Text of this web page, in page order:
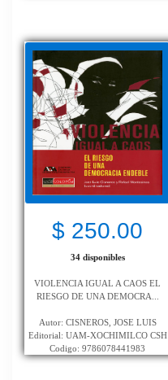
$ 250.00
34 disponibles
VIOLENCIA IGUAL A CAOS EL
RIESGO DE UNA DEMOCRA...
Autor: CISNEROS, JOSE LUIS
Editorial: UAM-XOCHIMILCO CSH
Codigo: 9786078441983